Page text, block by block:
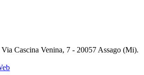
Cascina Venina, 7 - 20057 Assago (Mi).